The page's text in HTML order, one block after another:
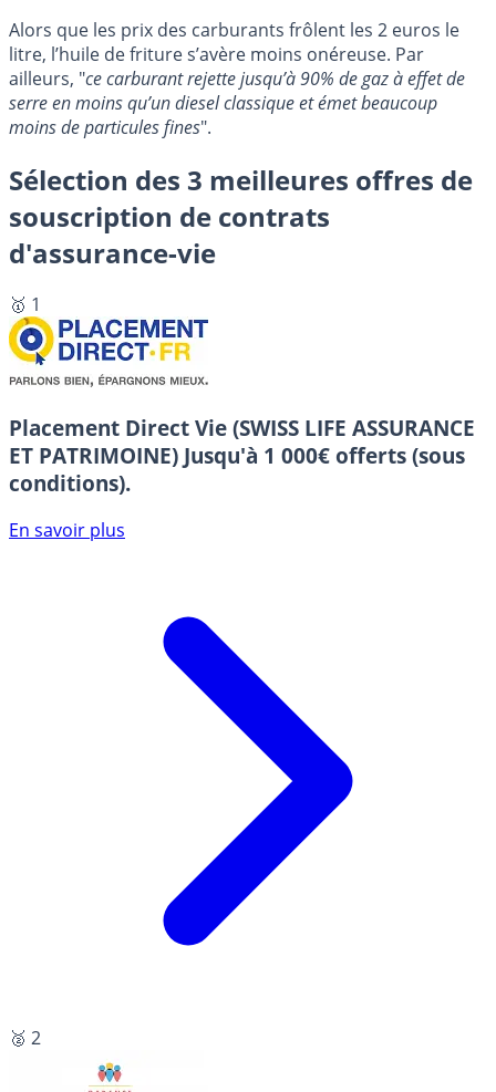
Alors que les prix des carburants frôlent les 2 euros le
litre, l’huile de friture s’avère moins onéreuse. Par
ailleurs, "ce carburant rejette jusqu’à 90% de gaz à effet de
serre en moins qu’un diesel classique et émet beaucoup
moins de particules fines".
Sélection des 3 meilleures offres de
souscription de contrats
d'assurance-vie
🥇 1
Placement Direct Vie (SWISS LIFE ASSURANCE
ET PATRIMOINE) Jusqu'à 1 000€ offerts (sous
conditions).
En savoir plus
🥈 2